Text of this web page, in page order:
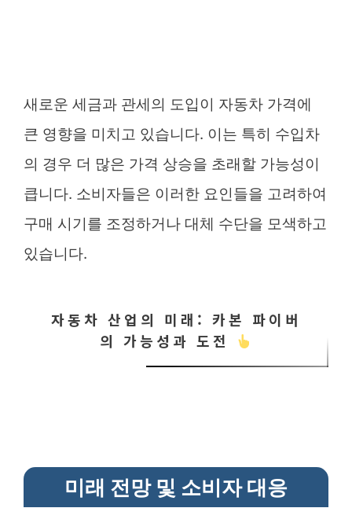
새로운 세금과 관세의 도입이 자동차 가격에
큰 영향을 미치고 있습니다. 이는 특히 수입차
의 경우 더 많은 가격 상승을 초래할 가능성이
큽니다. 소비자들은 이러한 요인들을 고려하여
구매 시기를 조정하거나 대체 수단을 모색하고
있습니다.
자동차 산업의 미래: 카본 파이버
의 가능성과 도전
미래 전망 및 소비자 대응